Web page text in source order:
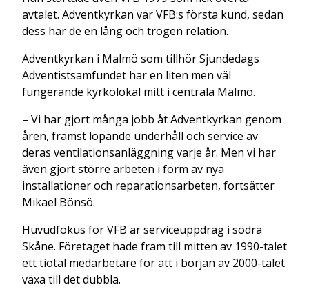
avtalet. Adventkyrkan var VFB:s första kund, sedan
dess har de en lång och trogen relation.
Adventkyrkan i Malmö som tillhör Sjundedags
Adventistsamfundet har en liten men väl
fungerande kyrkolokal mitt i centrala Malmö.
– Vi har gjort många jobb åt Adventkyrkan genom
åren, främst löpande underhåll och service av
deras ventilationsanläggning varje år. Men vi har
även gjort större arbeten i form av nya
installationer och reparationsarbeten, fortsätter
Mikael Bönsö.
Huvudfokus för VFB är serviceuppdrag i södra
Skåne. Företaget hade fram till mitten av 1990-talet
ett tiotal medarbetare för att i början av 2000-talet
växa till det dubbla.